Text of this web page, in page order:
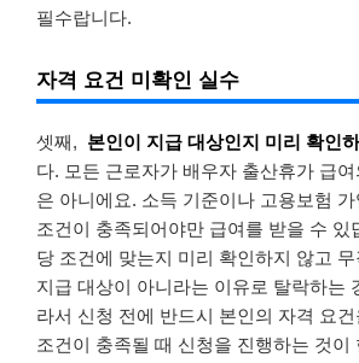
필수랍니다.
자격 요건 미확인 실수
셋째, 본인이 지급 대상인지 미리 확인
다. 모든 근로자가 배우자 출산휴가 급
은 아니에요. 소득 기준이나 고용보험
조건이 충족되어야만 급여를 받을 수 있
당 조건에 맞는지 미리 확인하지 않고
지급 대상이 아니라는 이유로 탈락하는
라서 신청 전에 반드시 본인의 자격 요
조건이 충족될 때 신청을 진행하는 것이